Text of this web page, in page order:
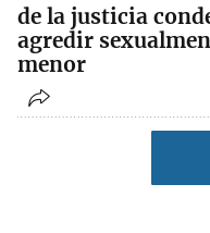
de la justicia
agredir
menor